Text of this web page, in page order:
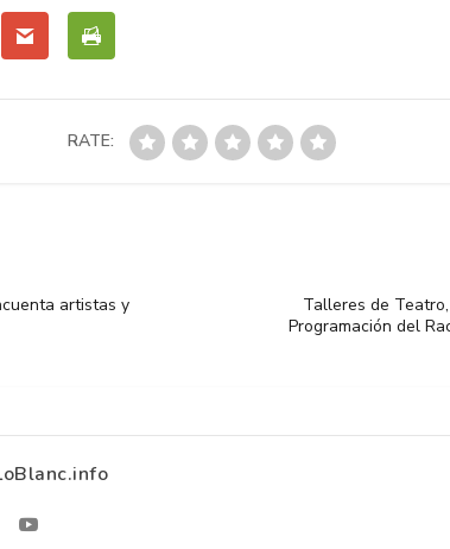
RATE:
artistas y
Talleres de
Programación del